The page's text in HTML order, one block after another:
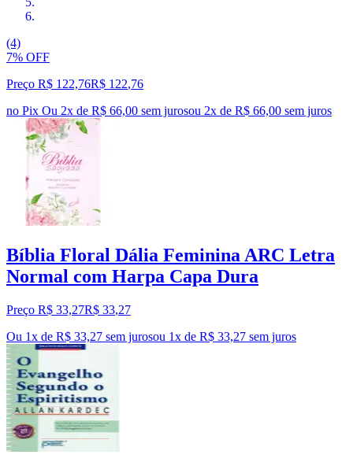
(4)
7% OFF
Preço R$ 122,76R$ 122,76
no Pix Ou 2x de R$ 66,00 sem jurosou 2x de R$ 66,00 sem juros
Bíblia Floral Dália Feminina ARC Letra
Normal com Harpa Capa Dura
Preço R$ 33,27R$ 33,27
Ou 1x de R$ 33,27 sem jurosou 1x de R$ 33,27 sem juros